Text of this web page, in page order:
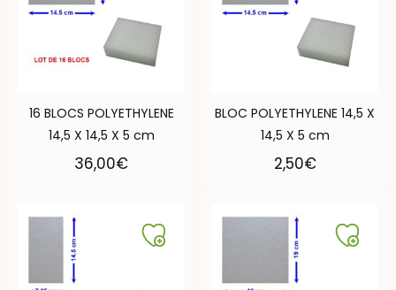
16 BLOCS POLYETHYLENE
14,5 X 14,5 X 5 cm
36,00€
BLOC POLYETHYLENE 14,5 X
14,5 X 5 cm
2,50€